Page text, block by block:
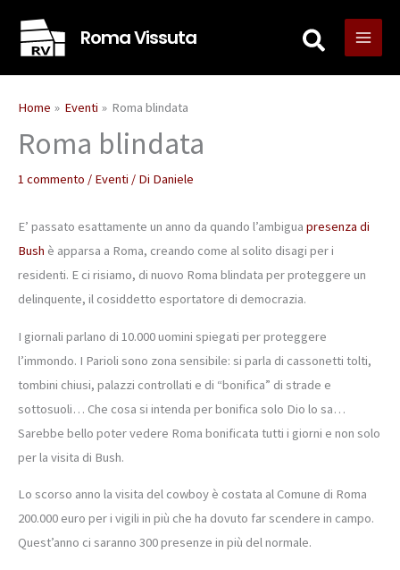
contenuto
Roma Vissuta
Home Eventi Roma blindata
Roma blindata
1 commento / Eventi / Di Daniele
E’ passato esattamente un anno da quando l’ambigua presenza di
Bush è apparsa a Roma, creando come al solito disagi per i
residenti. E ci risiamo, di nuovo Roma blindata per proteggere un
delinquente, il cosiddetto esportatore di democrazia.
I giornali parlano di 10.000 uomini spiegati per proteggere
l’immondo. I Parioli sono zona sensibile: si parla di cassonetti tolti,
tombini chiusi, palazzi controllati e di “bonifica” di strade e
sottosuoli… Che cosa si intenda per bonifica solo Dio lo sa…
Sarebbe bello poter vedere Roma bonificata tutti i giorni e non solo
per la visita di Bush.
Lo scorso anno la visita del cowboy è costata al Comune di Roma
200.000 euro per i vigili in più che ha dovuto far scendere in campo.
Quest’anno ci saranno 300 presenze in più del normale.